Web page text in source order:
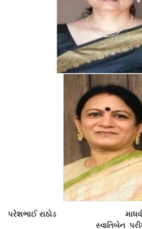
મને ગમતું પુસ્તક – સર્વજન
જ્ઞાન પરબ
વાચન અભિયાનો
Gujarati
English
Gujarati
Hindi
પરેશભાઈ રાઠોડ
સ્વાતિબેન